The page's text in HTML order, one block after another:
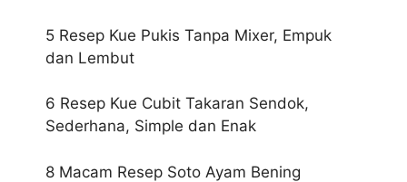
5 Resep Kue Pukis Tanpa Mixer, Empuk
dan Lembut
6 Resep Kue Cubit Takaran Sendok,
Sederhana, Simple dan Enak
8 Macam Resep Soto Ayam Bening